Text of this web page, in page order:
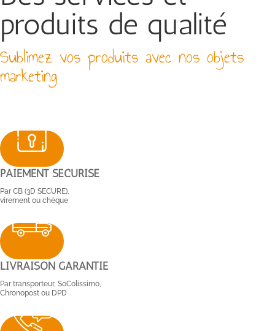
produits de qualité
Sublimez vos produits avec nos objets
marketing
PAIEMENT SÉCURISÉ
Par CB (3D SECURE),
virement ou chèque
LIVRAISON GARANTIE
Par transporteur, SoColissimo,
Chronopost ou DPD